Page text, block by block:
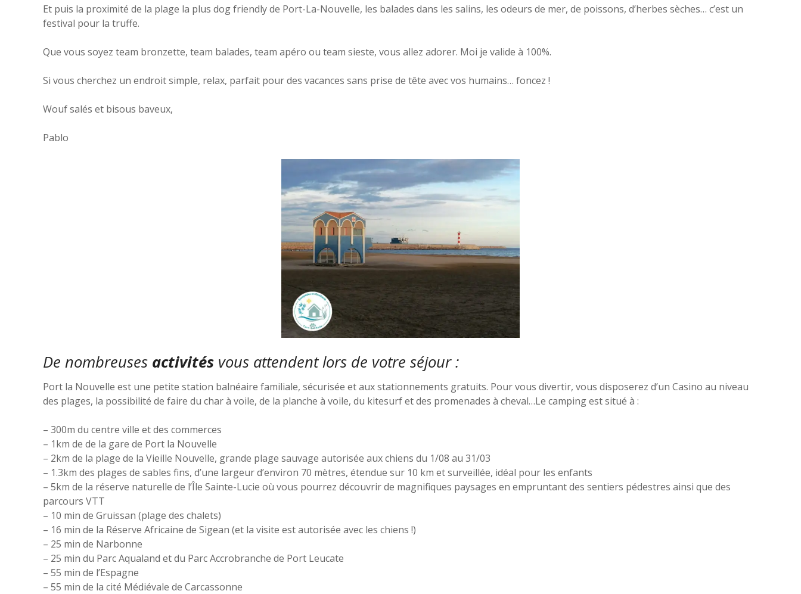
Et puis la proximité de la plage la plus dog friendly de Port-La-Nouvelle, les balades dans les salins, les odeurs de mer, de poissons, d’herbes sèches… c’est un
festival pour la truffe.
Que vous soyez team bronzette, team balades, team apéro ou team sieste, vous allez adorer. Moi je valide à 100%.
Si vous cherchez un endroit simple, relax, parfait pour des vacances sans prise de tête avec vos humains… foncez !
Wouf salés et bisous baveux,
Pablo
De nombreuses activités vous attendent lors de votre séjour :
Port la Nouvelle est une petite station balnéaire familiale, sécurisée et aux stationnements gratuits. Pour vous divertir, vous disposerez d’un Casino au niveau
des plages, la possibilité de faire du char à voile, de la planche à voile, du kitesurf et des promenades à cheval…Le camping est situé à :
– 300m du centre ville et des commerces
– 1km de de la gare de Port la Nouvelle
– 2km de la plage de la Vieille Nouvelle, grande plage sauvage autorisée aux chiens du 1/08 au 31/03
– 1.3km des plages de sables fins, d’une largeur d’environ 70 mètres, étendue sur 10 km et surveillée, idéal pour les enfants
– 5km de la réserve naturelle de l’Île Sainte-Lucie où vous pourrez découvrir de magnifiques paysages en empruntant des sentiers pédestres ainsi que des
parcours VTT
– 10 min de Gruissan (plage des chalets)
– 16 min de la Réserve Africaine de Sigean (et la visite est autorisée avec les chiens !)
– 25 min de Narbonne
– 25 min du Parc Aqualand et du Parc Accrobranche de Port Leucate
– 55 min de l’Espagne
– 55 min de la cité Médiévale de Carcassonne